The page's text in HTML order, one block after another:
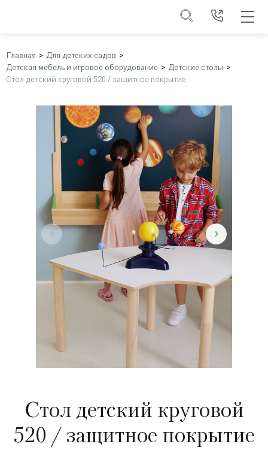
Главная
Для детских садов
Детская мебель и игровое оборудование
Детские столы
Стол детский круговой 520 / защитное покрытие
Стол детский круговой
520 / защитное покрытие